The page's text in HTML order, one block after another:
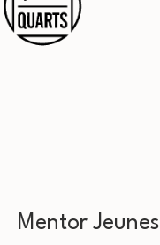
contenu
Mentor Jeunes